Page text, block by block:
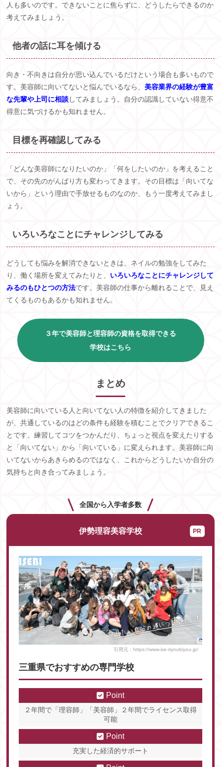
人も多いのです。できないことに焦らずに、どうしたらできるのか
考えてみましょう。
他者の話に耳を傾ける
向き・不向きは自分が思い込んでいるだけという場合も多いもので
す。美容師に向いてないと悩んでいるなら、美容業界の経験が豊富
な先輩や上司に相談してみましょう。自分の認識していない得意不
得意に気づけるかも知れません。
目標を再確認してみる
「どんな美容師になりたいのか」「何をしたいのか」を考えること
で、その先のがんばり方も変わってきます。その目標は「向いてな
いから」という理由で手放せるものなのか、もう一度考えてみまし
ょう。
いろいろなことにチャレンジしてみる
どうしても悩みを解消できないときは、ネイルの勉強をしてみた
り、働く場所を変えてみたりと、 いろいろなことにチャレンジして
みるのもひとつの方法です。美容師の仕事から離れることで、見え
てくるものもあるかも知れません。
３年で美容師と理容師の資格を取得できる
学校はこちら
まとめ
美容師に向いている人と向いてない人の特徴を紹介してきました
が、共通しているのはどの条件も経験を積むことでクリアできるこ
とです。練習してコツをつかんだり、ちょっと視点を変えたりする
と「向いてない」から「向いている」に変えられます。美容師に向
いてないからあきらめるのではなく、これからどうしたいか自分の
気持ちと向き合ってみましょう。
全国から入学者多数
伊勢理容美容学校
引用元：https://www.ise-riyoubiyou.jp/
三重県でおすすめの専門学校
Point
２年間で「理容師」「美容師」２年間でライセンス取得
可能
Point
充実した経済的サポート